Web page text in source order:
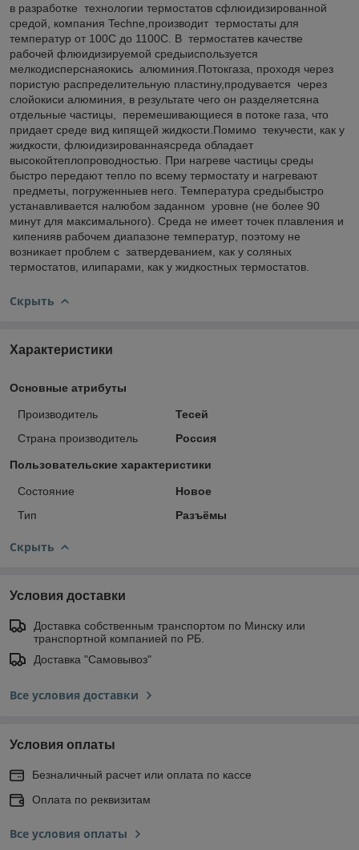
в разработке технологии термостатов сфлюидизированной
средой, компания Techne,производит термостаты для
температур от 100C до 1100C. В термостатев качестве
рабочей флюидизируемой средыиспользуется
мелкодисперснаяокись алюминия.Потокгаза, проходя через
пористую распределительную пластину,продувается через
слойокиси алюминия, в результате чего он разделяетсяна
отдельные частицы, перемешивающиеся в потоке газа, что
придает среде вид кипящей жидкости.Помимо текучести, как у
жидкости, флюидизированнаясреда обладает
высокойтеплопроводностью. При нагреве частицы среды
быстро передают тепло по всему термостату и нагревают
предметы, погруженныев него. Температура средыбыстро
устанавливается налюбом заданном уровне (не более 90
минут для максимального). Среда не имеет точек плавления и
кипенияв рабочем диапазоне температур, поэтому не
возникает проблем с затвердеванием, как у соляных
термостатов, илипарами, как у жидкостных термостатов.
Скрыть
Характеристики
Основные атрибуты
Производитель
Тесей
Страна производитель
Россия
Пользовательские характеристики
Состояние
Новое
Тип
Разъёмы
Скрыть
Условия доставки
Доставка собственным транспортом по Минску или
транспортной компанией по РБ.
Доставка "Самовывоз"
Все условия доставки
Условия оплаты
Безналичный расчет или оплата по кассе
Оплата по реквизитам
Все условия оплаты